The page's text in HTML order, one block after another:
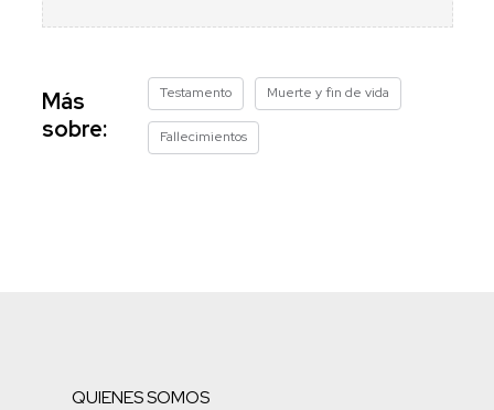
Más
sobre:
Testamento Muerte y fin de vida
Fallecimientos
QUIENES SOMOS